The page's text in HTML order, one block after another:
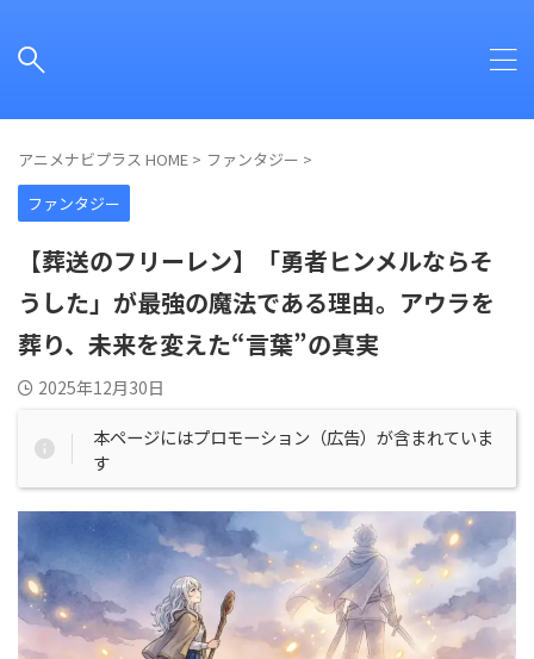
アニメナビプラス HOME > ファンタジー >
ファンタジー
【葬送のフリーレン】「勇者ヒンメルならそ
うした」が最強の魔法である理由。アウラを
葬り、未来を変えた“言葉”の真実
2025年12月30日
本ページにはプロモーション（広告）が含まれていま
す